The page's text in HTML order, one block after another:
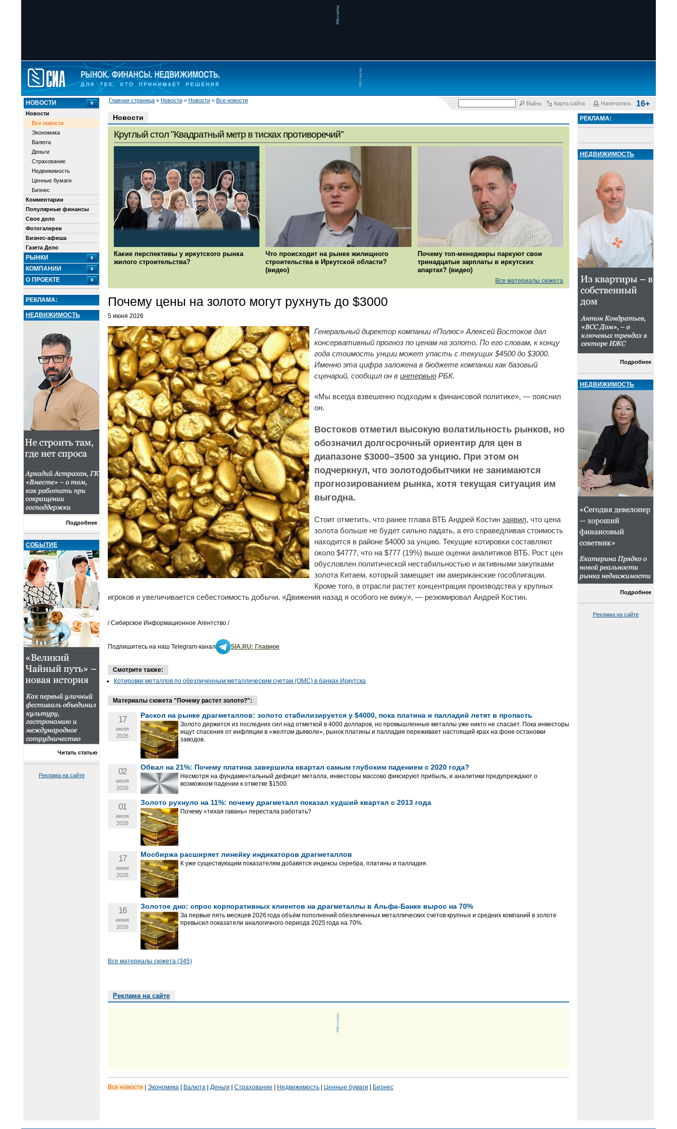
Главная страница » Новости » Новости » Все новости
Карта сайта Напечатать 16+
НОВОСТИ
Новости
Все новости
Экономика
Валюта
Деньги
Страхование
Недвижимость
Ценные бумаги
Бизнес
Комментарии
Популярные финансы
Свое дело
Фотогалереи
Бизнес-афиша
Газета Дело
РЫНКИ
КОМПАНИИ
О ПРОЕКТЕ
РЕКЛАМА:
НЕДВИЖИМОСТЬ
Подробнее
СОБЫТИЕ
Читать статью
Реклама на сайте
Новости
Круглый стол "Квадратный метр в тисках противоречий"
Какие перспективы у иркутского рынка
жилого строительства?
Что происходит на рынке жилищного
строительства в Иркутской области?
(видео)
Почему топ-менеджеры паркуют свои
тринадцатые зарплаты в иркутских
апартах? (видео)
Все материалы сюжета
Почему цены на золото могут рухнуть до $3000
5 июня 2026
Генеральный директор компании «Полюс» Алексей Востоков дал
консервативный прогноз по ценам на золото. По его словам, к концу
года стоимость унции может упасть с текущих $4500 до $3000.
Именно эта цифра заложена в бюджете компании как базовый
сценарий, сообщил он в интервью РБК.
«Мы всегда взвешенно подходим к финансовой политике», — пояснил
он.
Востоков отметил высокую волатильность рынков, но
обозначил долгосрочный ориентир для цен в
диапазоне $3000–3500 за унцию. При этом он
подчеркнул, что золотодобытчики не занимаются
прогнозированием рынка, хотя текущая ситуация им
выгодна.
Стоит отметить, что ранее гглава ВТБ Андрей Костин заявил, что цена
золота больше не будет сильно падать, а его справедливая стоимость
находится в районе $4000 за унцию. Текущие котировки составляют
около $4777, что на $777 (19%) выше оценки аналитиков ВТБ. Рост цен
обусловлен политической нестабильностью и активными закупками
золота Китаем, который замещает им американские гособлигации.
Кроме того, в отрасли растет концентрация производства у крупных
игроков и увеличивается себестоимость добычи. «Движения назад я особого не вижу», — резюмировал Андрей Костин.
/ Сибирское Информационное Агентство /
Подпишитесь на наш Telegram-канал SIA.RU: Главное
Смотрите также:
Котировки металлов по обезличенным металлическим счетам (ОМС) в банках Иркутска
Материалы сюжета "Почему растет золото?":
17
июля
2026
Раскол на рынке драгметаллов: золото стабилизируется у $4000, пока платина и палладий летят в пропасть
Золото держится из последних сил над отметкой в 4000 долларов, но промышленные металлы уже никто не спасает. Пока инвесторы
ищут спасения от инфляции в «желтом дьяволе», рынок платины и палладия переживает настоящий крах на фоне остановки
заводов.
02
июля
2026
Обвал на 21%: Почему платина завершила квартал самым глубоким падением с 2020 года?
Несмотря на фундаментальный дефицит металла, инвесторы массово фиксируют прибыль, и аналитики предупреждают о
возможном падении к отметке $1500.
01
июля
2026
Золото рухнуло на 11%: почему драгметалл показал худший квартал с 2013 года
Почему «тихая гавань» перестала работать?
17
июня
2026
Мосбиржа расширяет линейку индикаторов драгметаллов
К уже существующим показателям добавятся индексы серебра, платины и палладия.
16
июня
2026
Золотое дно: спрос корпоративных клиентов на драгметаллы в Альфа-Банке вырос на 70%
За первые пять месяцев 2026 года объём пополнений обезличенных металлических счетов крупных и средних компаний в золоте
превысил показатели аналогичного периода 2025 года на 70%.
Все материалы сюжета (345)
Реклама на сайте
Все новости Экономика Валюта Деньги Страхование Недвижимость Ценные бумаги Бизнес
РЕКЛАМА:
НЕДВИЖИМОСТЬ
Подробнее
НЕДВИЖИМОСТЬ
Подробнее
Реклама на сайте